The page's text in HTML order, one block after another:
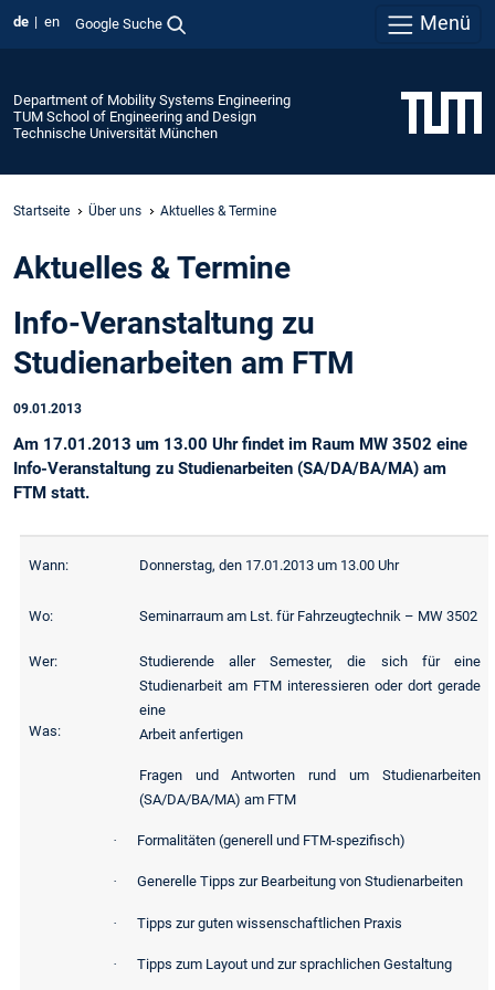
de en Google Suche Menü
Department of Mobility Systems Engineering
TUM School of Engineering and Design
Technische Universität München
Startseite Über uns Aktuelles & Termine
Aktuelles & Termine
Info-Veranstaltung zu
Studienarbeiten am FTM
09.01.2013
Am 17.01.2013 um 13.00 Uhr findet im Raum MW 3502 eine
Info-Veranstaltung zu Studienarbeiten (SA/DA/BA/MA) am
FTM statt.
Wann:
Wo:
Wer:
Was:
Donnerstag, den 17.01.2013 um 13.00 Uhr
Seminarraum am Lst. für Fahrzeugtechnik – MW 3502
Studierende aller Semester, die sich für eine
Studienarbeit am FTM interessieren oder dort gerade
eine
Arbeit anfertigen
Fragen und Antworten rund um Studienarbeiten
(SA/DA/BA/MA) am FTM
· Formalitäten (generell und FTM-spezifisch)
· Generelle Tipps zur Bearbeitung von Studienarbeiten
· Tipps zur guten wissenschaftlichen Praxis
· Tipps zum Layout und zur sprachlichen Gestaltung